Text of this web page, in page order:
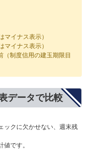
マイナス表示）
マイナス表示）
（制度信用の建玉期限目
データで比較
クに欠かせない、週末残
です。